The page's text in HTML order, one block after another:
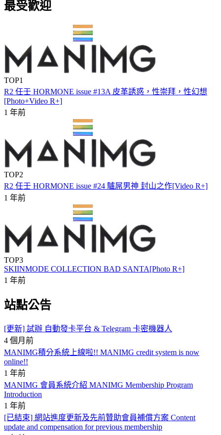
最受歡迎
TOP1
R2 任壬 HORMONE issue #13A 皮革誘惑，性崇拜，性幻想
[Photo+Video R+]
1 年前
TOP2
R2 任壬 HORMONE issue #24 驢屌男神 封山之作[Video R+]
1 年前
TOP3
SKIINMODE COLLECTION BAD SANTA[Photo R+]
1 年前
站點公告
[更新] 試辦 自動發卡平台 & Telegram 卡密機器人
4 個月前
MANIMG積分系統上線啦!! MANIMG credit system is now
online!!
1 年前
MANIMG 會員系統介紹 MANIMG Membership Program
Introduction
1 年前
[已結束] 網站進度更新及先前贊助會員補償方案 Content
update and compensation for previous membership